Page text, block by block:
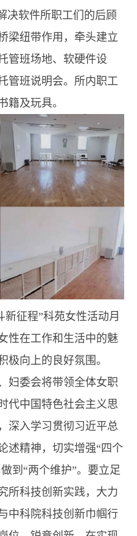
决软件所职工们的后顾
梁纽带作用，牵头建立
管班场地、软硬件设
管班说明会。所内职工
籍及玩具。
新征程”科苑女性活动月
性在工作和生活中的魅
极向上的良好氛围。
妇委会将带领全体女职
代中国特色社会主义思
深入学习贯彻习近平总
述精神，切实增强“四个
到“两个维护”。要立足
所科技创新实践，大力
中科院科技创新巾帼行